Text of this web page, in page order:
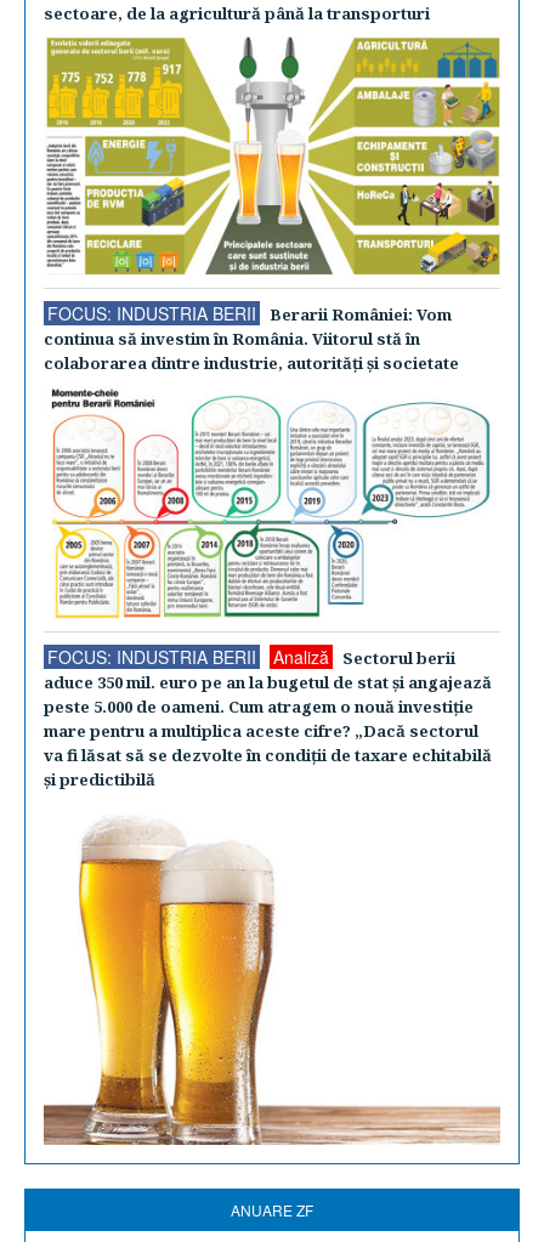
sectoare, de la agricultură până la transporturi
FOCUS: INDUSTRIA BERII
Berarii României: Vom
continua să investim în România. Viitorul stă în
colaborarea dintre industrie, autorităţi şi societate
FOCUS: INDUSTRIA BERII Analiză
Sectorul berii
aduce 350 mil. euro pe an la bugetul de stat şi angajează
peste 5.000 de oameni. Cum atragem o nouă investiţie
mare pentru a multiplica aceste cifre? „Dacă sectorul
va fi lăsat să se dezvolte în condiţii de taxare echitabilă
şi predictibilă
ANUARE ZF